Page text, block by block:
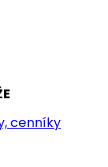
cenníky